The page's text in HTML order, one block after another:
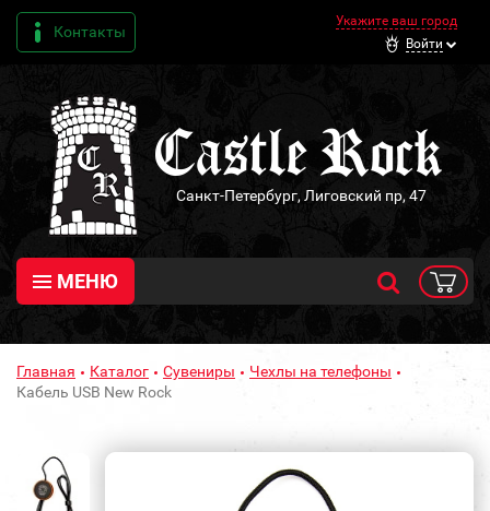
Контакты
Укажите ваш город
Войти
Санкт-Петербург, Лиговский пр, 47
МЕНЮ
Главная Каталог Сувениры
Чехлы на телефоны
Кабель USB New Rock